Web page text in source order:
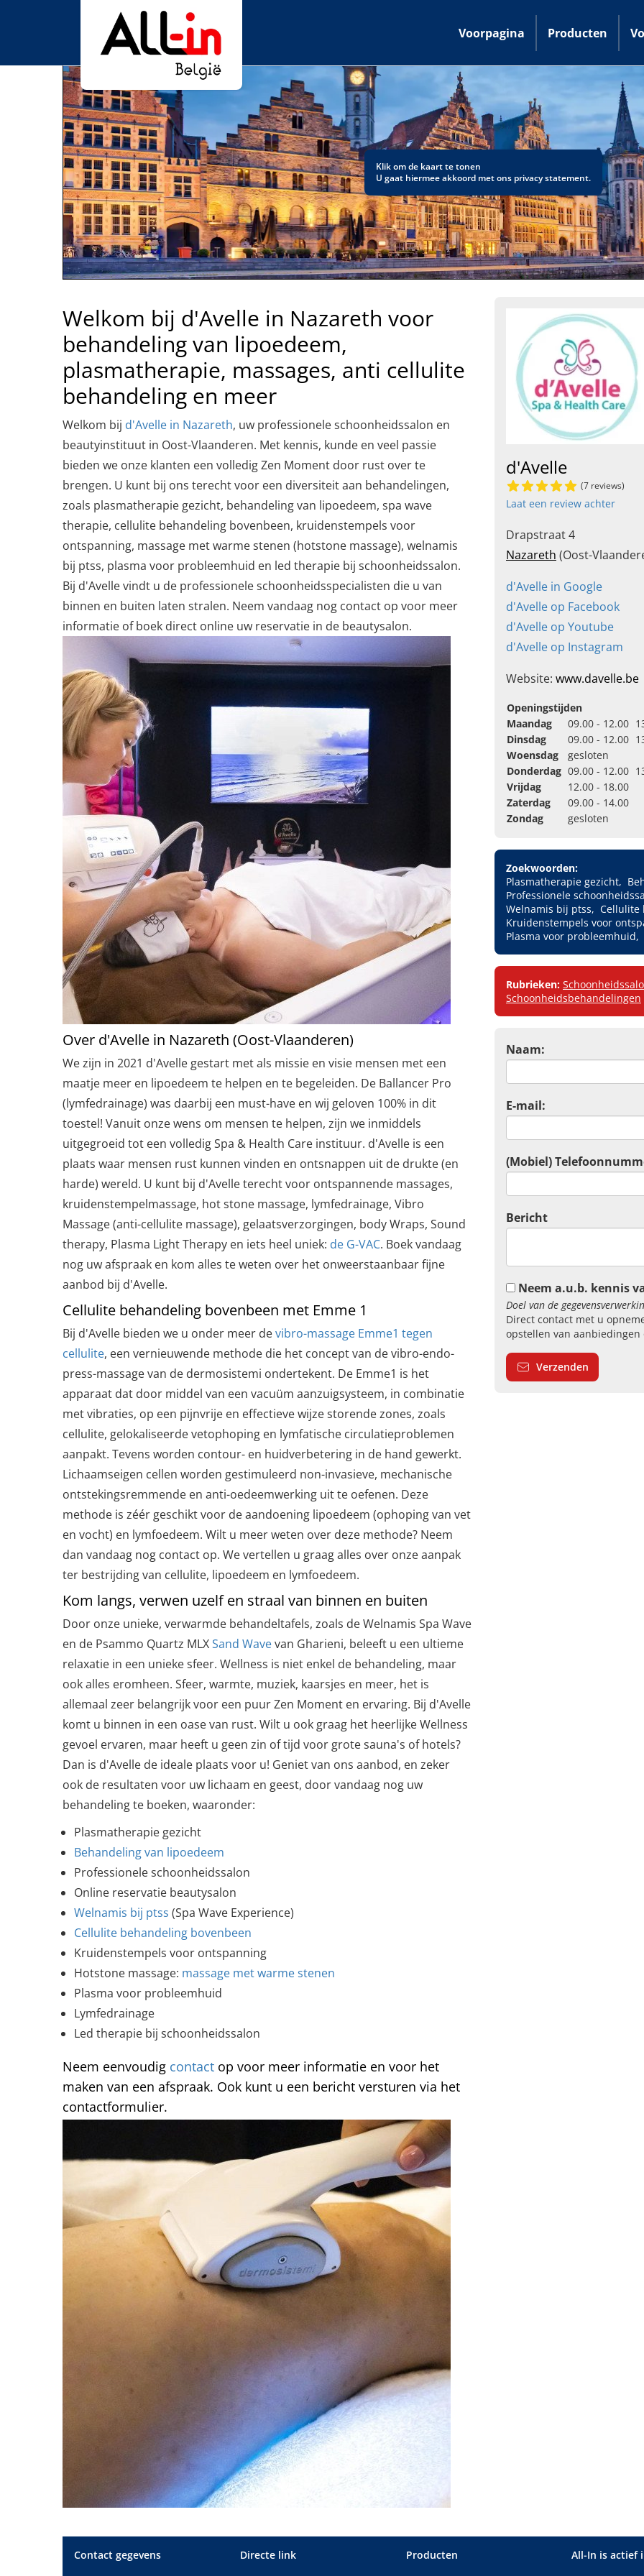
Voorpagina Producten
Klik om de kaart te tonen
U gaat hiermee akkoord met ons privacy statement.
Welkom bij d'Avelle in Nazareth voor
behandeling van lipoedeem,
plasmatherapie, massages, anti cellulite
behandeling en meer
Welkom bij d'Avelle in Nazareth, uw professionele schoonheidssalon en
beautyinstituut in Oost-Vlaanderen. Met kennis, kunde en veel passie
bieden we onze klanten een volledig Zen Moment door rust over te
brengen. U kunt bij ons terecht voor een diversiteit aan behandelingen,
zoals plasmatherapie gezicht, behandeling van lipoedeem, spa wave
therapie, cellulite behandeling bovenbeen, kruidenstempels voor
ontspanning, massage met warme stenen (hotstone massage), welnamis
bij ptss, plasma voor probleemhuid en led therapie bij schoonheidssalon.
Bij d'Avelle vindt u de professionele schoonheidsspecialisten die u van
binnen en buiten laten stralen. Neem vandaag nog contact op voor meer
informatie of boek direct online uw reservatie in de beautysalon.
Over d'Avelle in Nazareth (Oost-Vlaanderen)
We zijn in 2021 d'Avelle gestart met als missie en visie mensen met een
maatje meer en lipoedeem te helpen en te begeleiden. De Ballancer Pro
(lymfedrainage) was daarbij een must-have en wij geloven 100% in dit
toestel! Vanuit onze wens om mensen te helpen, zijn we inmiddels
uitgegroeid tot een volledig Spa & Health Care instituur. d'Avelle is een
plaats waar mensen rust kunnen vinden en ontsnappen uit de drukte (en
harde) wereld. U kunt bij d'Avelle terecht voor ontspannende massages,
kruidenstempelmassage, hot stone massage, lymfedrainage, Vibro
Massage (anti-cellulite massage), gelaatsverzorgingen, body Wraps, Sound
therapy, Plasma Light Therapy en iets heel uniek: de G-VAC. Boek vandaag
nog uw afspraak en kom alles te weten over het onweerstaanbaar fijne
aanbod bij d'Avelle.
Cellulite behandeling bovenbeen met Emme 1
Bij d'Avelle bieden we u onder meer devibro-massage Emme1 tegen
cellulite, een vernieuwende methode die het concept van de vibro-endo-
press-massage van de dermosistemi ondertekent. De Emme1 is het
apparaat dat door middel van een vacuüm aanzuigsysteem, in combinatie
met vibraties, op een pijnvrije en effectieve wijze storende zones, zoals
cellulite, gelokaliseerde vetophoping en lymfatische circulatieproblemen
aanpakt. Tevens worden contour- en huidverbetering in de hand gewerkt.
Lichaamseigen cellen worden gestimuleerd non-invasieve, mechanische
ontstekingsremmende en anti-oedeemwerking uit te oefenen. Deze
methode is zéér geschikt voor de aandoening lipoedeem (ophoping van vet
en vocht) en lymfoedeem. Wilt u meer weten over deze methode? Neem
dan vandaag nog contact op. We vertellen u graag alles over onze aanpak
ter bestrijding van cellulite, lipoedeem en lymfoedeem.
Kom langs, verwen uzelf en straal van binnen en buiten
Door onze unieke, verwarmde behandeltafels, zoals de Welnamis Spa Wave
en de Psammo Quartz MLXSand Wavevan Gharieni, beleeft u een ultieme
relaxatie in een unieke sfeer. Wellness is niet enkel de behandeling, maar
ook alles eromheen. Sfeer, warmte, muziek, kaarsjes en meer, het is
allemaal zeer belangrijk voor een puur Zen Moment en ervaring. Bij d'Avelle
komt u binnen in een oase van rust. Wilt u ook graag het heerlijke Wellness
gevoel ervaren, maar heeft u geen zin of tijd voor grote sauna's of hotels?
Dan is d'Avelle de ideale plaats voor u! Geniet van ons aanbod, en zeker
ook de resultaten voor uw lichaam en geest, door vandaag nog uw
behandeling te boeken, waaronder:
Plasmatherapie gezicht
Behandeling van lipoedeem
Professionele schoonheidssalon
Online reservatie beautysalon
Welnamis bij ptss (Spa Wave Experience)
Cellulite behandeling bovenbeen
Kruidenstempels voor ontspanning
Hotstone massage: massage met warme stenen
Plasma voor probleemhuid
Lymfedrainage
Led therapie bij schoonheidssalon
Neem eenvoudig contact op voor meer informatie en voor het
maken van een afspraak. Ook kunt u een bericht versturen via het
contactformulier.
d'Avelle
(7 reviews)
Laat een review achter
Drapstraat 4
Nazareth (Oost-
d'Avelle in Google
d'Avelle op Facebook
d'Avelle op Youtube
d'Avelle op Instagram
Website: www.davelle.be
Openingstijden
Maandag
09.00 - 12.00
Dinsdag
09.00 - 12.00
Woensdag
gesloten
Donderdag 09.00 - 12.00
Vrijdag
12.00 - 18.00
Zaterdag
09.00 - 14.00
Zondag
gesloten
Zoekwoorden:
Plasmatherapie gezicht
Professionele
Welnamis bij ptss
Cellulite
Kruidenstempels voor
Plasma voor probleemhuid
Rubrieken:
Schoonheidsbehandelingen
Naam:
E-mail:
(Mobiel)
Bericht
Neem a.u.b. kennis
Doel van de
Direct contact met u
opstellen van
Verzenden
Contact gegevens
Directe link
Producten
All-In is actief